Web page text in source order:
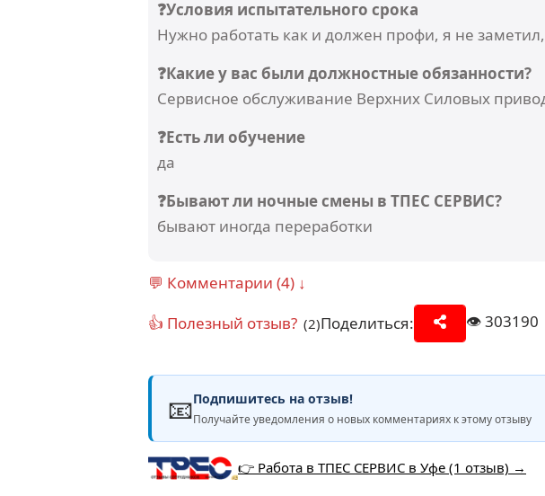
❓Условия испытательного срока
Нужно работать как и должен профи, я не
❓Какие у вас были должностные обязанности?
Сервисное обслуживание Верхних Силовых
❓Есть ли обучение
да
❓Бывают ли ночные смены в ТПЕС СЕРВИС?
бывают иногда переработки
💬 Комментарии (4) ↓
👍 Полезный отзыв? (2)Поделиться: 👁️303190
📧Подпишитесь на отзыв!
Получайте уведомления о новых комментариях к этому отзыву
👉 Работа в ТПЕС СЕРВИС в Уфе (1 отзыв) →